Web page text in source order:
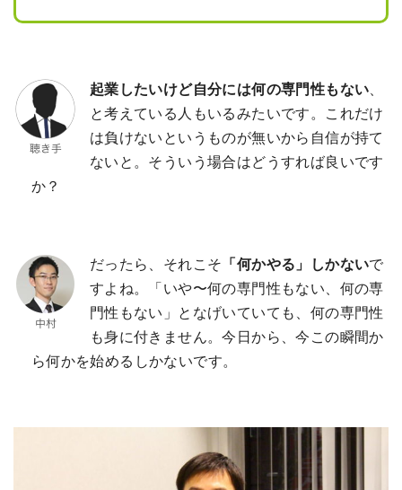
起業したいけど自分には何の専門性もない
と考えている人もいるみたいです。これだけ
は負けないというものが無いから自信が持て
ないと。そういう場合はどうすれば良いです
か？
だったら、それこそ 「何かやる」しかないで
すよね。「いや〜何の専門性もない、何の専
門性もない」となげいていても、何の専門性
も身に付きません。今日から、今この瞬間か
ら何かを始めるしかないです。